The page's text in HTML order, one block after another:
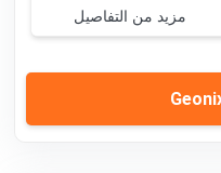
مزيد من التفاصيل